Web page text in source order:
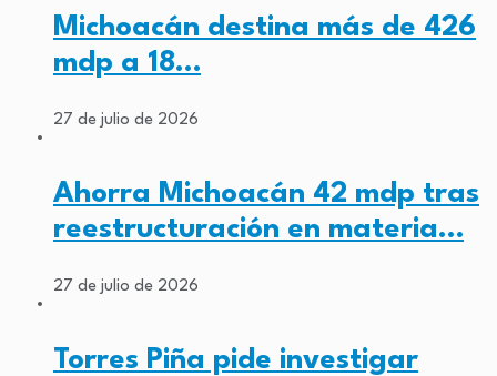
Michoacán destina más de 426
mdp a 18…
27 de julio de 2026
Ahorra Michoacán 42 mdp tras
reestructuración en materia…
27 de julio de 2026
Torres Piña pide investigar